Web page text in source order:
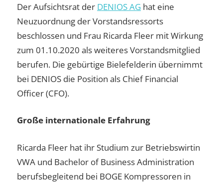
Der Aufsichtsrat der DENIOS AG hat eine
Neuzuordnung der Vorstandsressorts
beschlossen und Frau Ricarda Fleer mit Wirkung
zum 01.10.2020 als weiteres Vorstandsmitglied
berufen. Die gebürtige Bielefelderin übernimmt
bei DENIOS die Position als Chief Financial
Officer (CFO).
Große internationale Erfahrung
Ricarda Fleer hat ihr Studium zur Betriebswirtin
VWA und Bachelor of Business Administration
berufsbegleitend bei BOGE Kompressoren in